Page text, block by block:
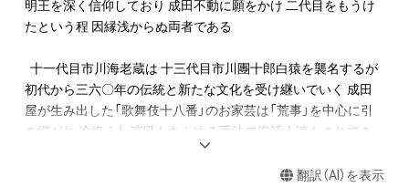
明王を深く信仰しており 成田不動に願をかけ 二代目をもうけ
たという程 因縁浅からぬ両者である
初代から三六〇年の伝統と新たな文化を受け継いでいく 成田
屋が生み出した「歌舞伎十八番」のお家芸は「荒事」を中心に引
き継がれ 途絶えた演目もあらゆる手法で復活上演もされてき
翻訳（AI）を表示